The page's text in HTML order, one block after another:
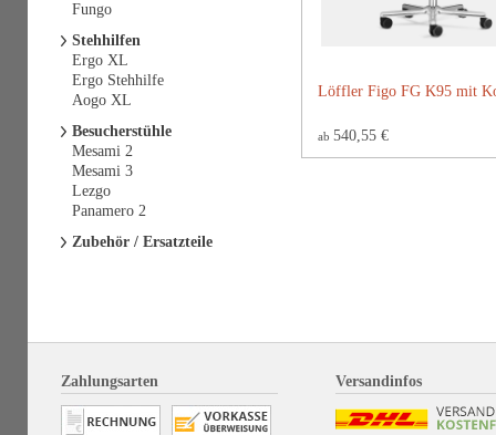
Löffler Figo FG K95 mit
ab 540,55 €
Fungo
Stehhilfen
Ergo XL
Ergo Stehhilfe
Aogo XL
Besucherstühle
Mesami 2
Mesami 3
Lezgo
Panamero 2
Zubehör / Ersatzteile
Zahlungsarten Versandinfos